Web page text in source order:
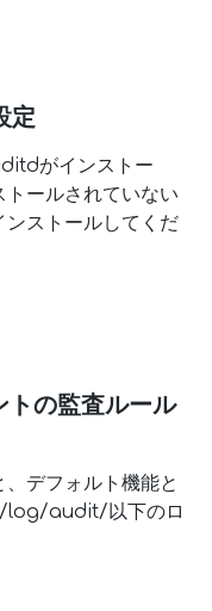
定
がインストー
ールされていない
ンストールしてくだ
の監査ルール
デフォルト機能と
log/audit/以下のロ